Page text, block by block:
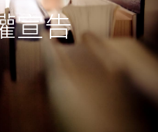
宣告